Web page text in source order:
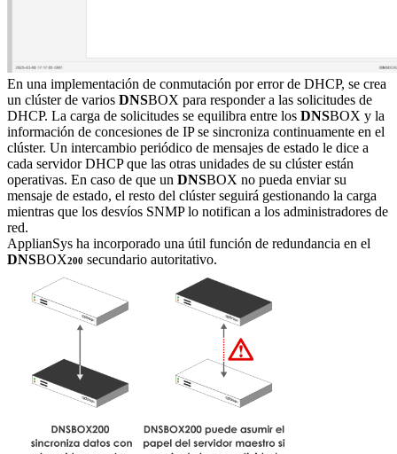
En una implementación de conmutación por error de DHCP, se crea
un clúster de varios DNSBOX para responder a las solicitudes de
DHCP. La carga de solicitudes se equilibra entre los DNSBOX y la
información de concesiones de IP se sincroniza continuamente en el
clúster. Un intercambio periódico de mensajes de estado le dice a
cada servidor DHCP que las otras unidades de su clúster están
operativas. En caso de que un DNSBOX no pueda enviar su
mensaje de estado, el resto del clúster seguirá gestionando la carga
mientras que los desvíos SNMP lo notifican a los administradores de
red.
ApplianSys ha incorporado una útil función de redundancia en el
DNSBOX200 secundario autoritativo.